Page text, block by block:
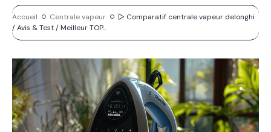
Accueil Centrale vapeur
▷ Comparatif centrale vapeur delonghi
/ Avis & Test / Meilleur TOP...